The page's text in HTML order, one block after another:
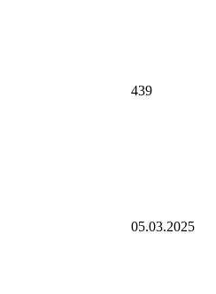
439
05.03.2025